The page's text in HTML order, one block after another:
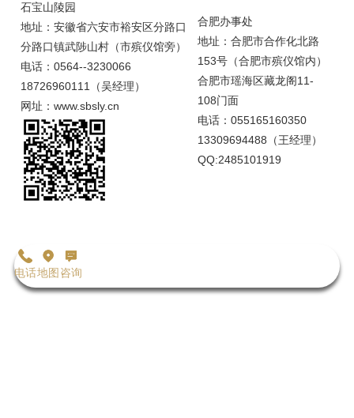
石宝山陵园
地址：安徽省六安市裕安区分路口
分路口镇武陟山村（市殡仪馆旁）
电话：0564--3230066
18726960111（吴经理）
网址：www.sbsly.cn
合肥办事处
地址：合肥市合作化北路
153号（合肥市殡仪馆内）
合肥市瑶海区藏龙阁11-
108门面
电话：055165160350
13309694488（王经理）
QQ:2485101919
电话地图咨询